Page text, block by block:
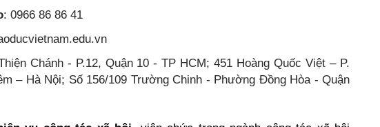
: 0966 86 86 41
Chánh - P.12, Quận 10 - TP HCM; 451 Hoàng Quốc Việt – P.
– Hà Nội; Số 156/109 Trường Chinh - Phường Đồng Hòa - Quận